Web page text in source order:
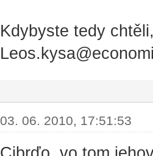
Kdybyste tedy
03. 06. 2010, 17:51:53